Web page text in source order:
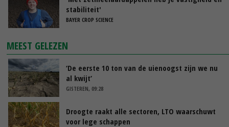
stabiliteit'
BAYER CROP SCIENCE
MEEST GELEZEN
‘De eerste 10 ton van de uienoogst zijn we nu
al kwijt’
GISTEREN, 09:28
Droogte raakt alle sectoren, LTO waarschuwt
voor lege schappen